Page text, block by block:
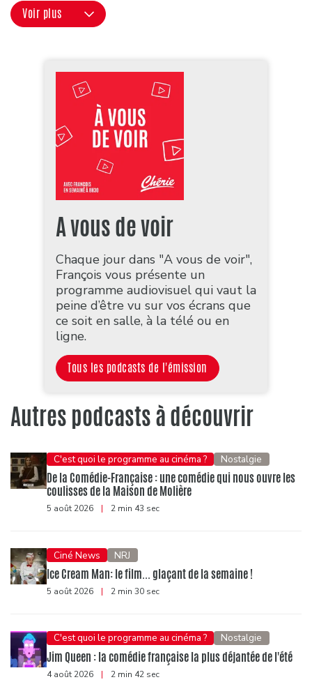
Voir plus
A vous de voir
Chaque jour dans "A vous de voir",
François vous présente un
programme audiovisuel qui vaut la
peine d’être vu sur vos écrans que
ce soit en salle, à la télé ou en
ligne.
Tous les podcasts de l'émission
Autres podcasts à découvrir
C'est quoi le programme au cinéma ? Nostalgie
De la Comédie-Française : une comédie qui nous ouvre les
coulisses de la Maison de Molière
5 août 2026 | 2 min 43 sec
Ciné News NRJ
Ice Cream Man: le film... glaçant de la semaine !
5 août 2026 | 2 min 30 sec
C'est quoi le programme au cinéma ? Nostalgie
Jim Queen : la comédie française la plus déjantée de l'été
4 août 2026 | 2 min 42 sec